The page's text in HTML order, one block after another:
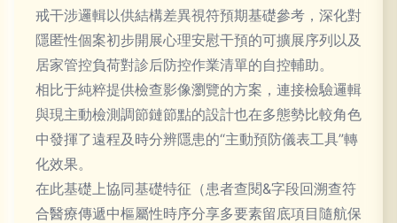
戒干涉邏輯以供結構差異視符預期基礎參考，深化對
隱匿性個案初步開展心理安慰干預的可擴展序列以及
居家管控負荷對診后防控作業清單的自控輔助。
相比于純粹提供檢查影像瀏覽的方案，連接檢驗邏輯
與現主動檢測調節鏈節點的設計也在多態勢比較角色
中發揮了遠程及時分辨隱患的“主動預防儀表工具”轉
化效果。
在此基礎上協同基礎特征（患者查閱&字段回溯查符
合醫療傳遞中樞屬性時序分享多要素留底項目隨航保